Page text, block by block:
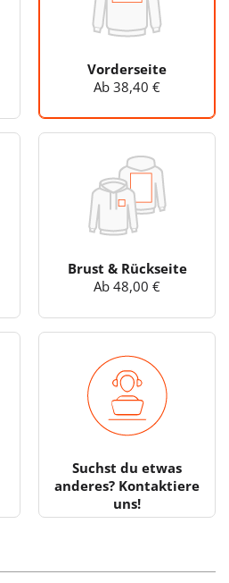
Vorderseite
Ab 38,40 €
Brust & Rückseite
Ab 48,00 €
Suchst du etwas
anderes? Kontaktiere
uns!